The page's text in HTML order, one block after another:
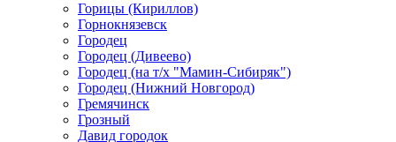
Горицы (Кириллов)
Горнокнязевск
Городец
Городец (Дивеево)
Городец (на т/х "Мамин-Сибиряк")
Городец (Нижний Новгород)
Гремячинск
Грозный
Давид городок